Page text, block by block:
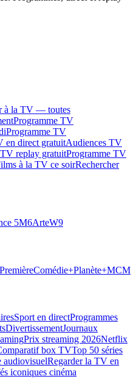
à la TV — toutes
Programme TV
Programme TV
en direct gratuitAudiences TV
replay gratuitProgramme TV
à la TV ce soirRechercher
5M6ArteW9
Comédie+Planète+MCM
Sport en directProgrammes
DivertissementJournaux
Prix streaming 2026Netflix
box TVTop 50 séries
audiovisuelRegarder la TV en
iconiques cinéma